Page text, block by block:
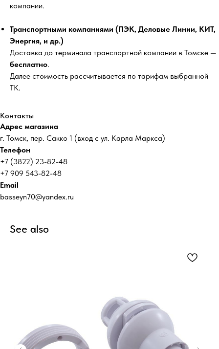
компании.
Транспортными компаниями (ПЭК, Деловые Линии, КИТ,
Энергия, и др.)
Доставка до терминала транспортной компании в Томске —
бесплатно.
Далее стоимость рассчитывается по тарифам выбранной
ТК.
Контакты
Адрес магазина
г. Томск, пер. Сакко 1 (вход с ул. Карла Маркса)
Телефон
+7 (3822) 23-82-48
+7 909 543-82-48
Email
basseyn70@yandex.ru
See also